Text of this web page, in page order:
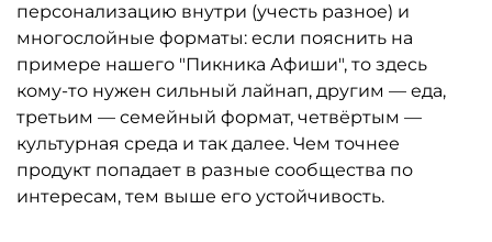
персонализацию внутри (учесть разное) и
многослойные форматы: если пояснить на
примере нашего "Пикника Афиши", то здесь
кому-то нужен сильный лайнап, другим — еда,
третьим — семейный формат, четвёртым —
культурная среда и так далее. Чем точнее
продукт попадает в разные сообщества по
интересам, тем выше его устойчивость.